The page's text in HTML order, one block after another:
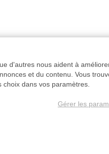
Prix HT
d'autres nous aident à
et du contenu. Vous
choix dans vos paramètres.
Gérer les